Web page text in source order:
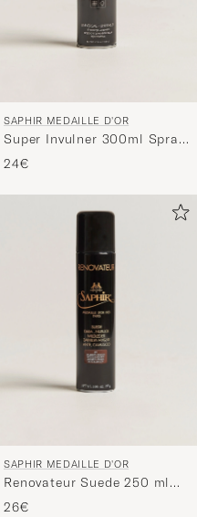
SAPHIR MEDAILLE D'OR
Super Invulner 300ml Spray
Neutral
24€
SAPHIR MEDAILLE D'OR
Renovateur Suede 250 ml
Spray Medium Brown
26€